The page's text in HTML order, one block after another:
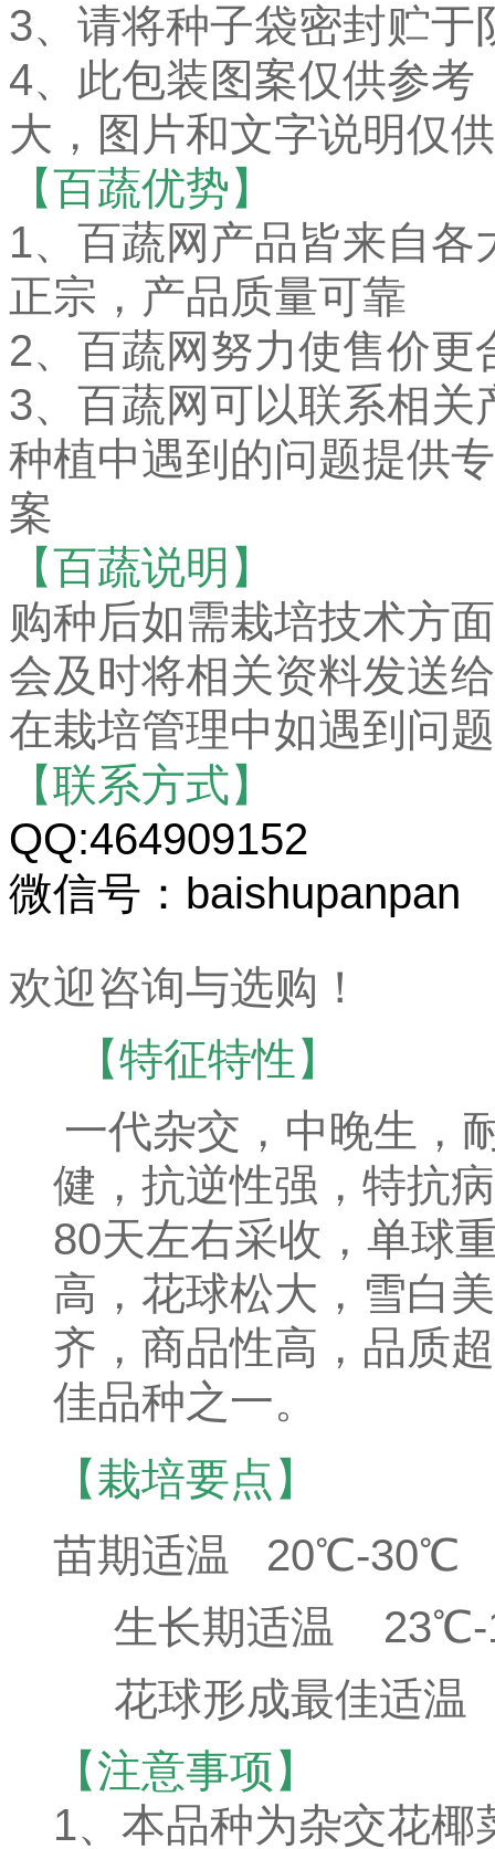
3、请将种子袋密封贮于
4、此包装图案仅供参
大，图片和文字说明仅
【百蔬优势】
1、百蔬网产品皆来自
正宗，产品质量可靠
2、百蔬网努力使售价
3、百蔬网可以联系相
种植中遇到的问题提供
案
【百蔬说明】
购种后如需栽培技术方
会及时将相关资料发送
在栽培管理中如遇到问
【联系方式】
QQ:464909152
微信号：baishupanpan
欢迎咨询与选购！
【特征特性】
一代杂交，中晚生，
健，抗逆性强，特抗
80天左右采收，单球
高，花球松大，雪白
齐，商品性高，品质
佳品种之一。
【栽培要点】
苗期适温 20℃-30℃
生长期适温
花球形成最佳适
【注意事项】
1、本品种为杂交花